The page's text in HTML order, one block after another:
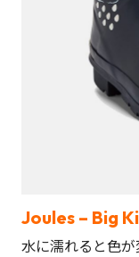
Joules – Big
水に濡れると色